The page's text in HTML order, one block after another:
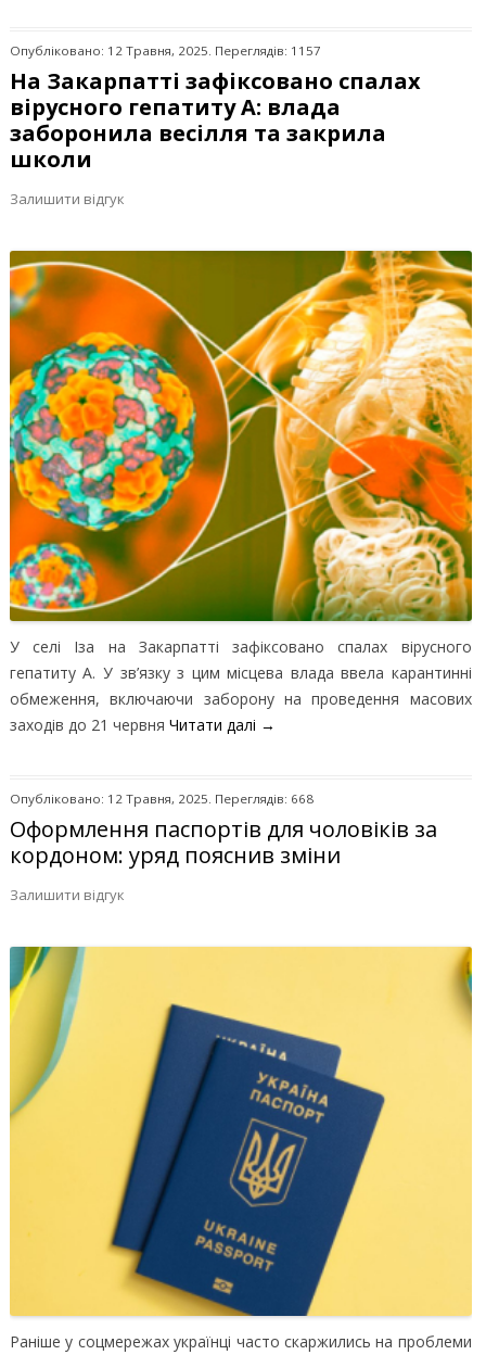
Опубліковано: 12 Травня, 2025. Переглядів: 1157
На Закарпатті зафіксовано спалах
вірусного гепатиту А: влада
заборонила весілля та закрила
школи
Залишити відгук
У селі Іза на Закарпатті зафіксовано спалах вірусного
гепатиту А. У зв’язку з цим місцева влада ввела карантинні
обмеження, включаючи заборону на проведення масових
заходів до 21 червня Читати далі →
Опубліковано: 12 Травня, 2025. Переглядів: 668
Оформлення паспортів для чоловіків за
кордоном: уряд пояснив зміни
Залишити відгук
Раніше у соцмережах українці часто скаржились на проблеми